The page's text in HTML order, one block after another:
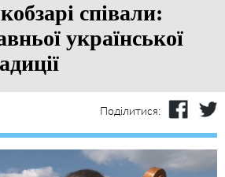
співали:
української
Поділитися: